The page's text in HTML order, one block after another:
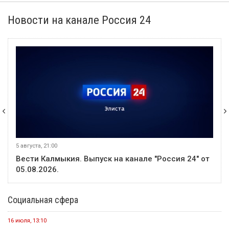
Новости на канале Россия 24
5 августа, 21:00
Вести Калмыкия. Выпуск на канале "Россия 24" от
05.08.2026.
Социальная сфера
16 июля, 13:10